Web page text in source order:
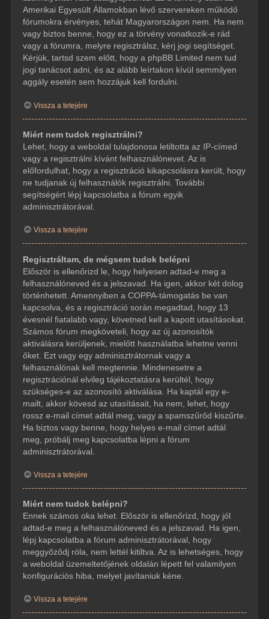
Amerikai Egyesült Államokban lévő szervereken működő
fórumokra érvényes, tehát Magyarországon nem. Ha nem
vagy biztos benne, hogy ez a törvény vonatkozik-e rád
vagy a fórumra, melyre regisztrálsz, kérj jogi segítséget.
Kérjük, tartsd szem előtt, hogy a phpBB Limited nem tud
jogi tanácsot adni, és az alább leírtakon kívül semmilyen
aggály esetén sem hozzájuk kell fordulni.
Vissza a tetejére
Miért nem tudok regisztrálni?
Lehet, hogy a weboldal tulajdonosa letiltotta az IP-címed
vagy a regisztrálni kívánt felhasználónevet. Az is
előfordulhat, hogy a regisztráció kikapcsolásra került, hogy
ne tudjanak új felhasználók regisztrálni. További
segítségért lépj kapcsolatba a fórum egyik
adminisztrátorával.
Vissza a tetejére
Regisztráltam, de mégsem tudok belépni
Először is ellenőrizd le, hogy helyesen adtad-e meg a
felhasználóneved és a jelszavad. Ha igen, akkor két dolog
történhetett. Amennyiben a COPPA-támogatás be van
kapcsolva, és a regisztráció során megadtad, hogy 13
évesnél fiatalabb vagy, követned kell a kapott utasításokat.
Számos fórum megköveteli, hogy az új azonosítók
aktiválásra kerüljenek, mielőtt használatba lehetne venni
őket. Ezt vagy egy adminisztrátornak vagy a
felhasználónak kell megtennie. Mindenesetre a
regisztrációnál elvileg tájékoztatásra kerültél, hogy
szükséges-e az azonosító aktiválása. Ha kaptál egy e-
mailt, akkor kövesd az utasításait, ha nem, lehet, hogy
rossz e-mail címet adtál meg, vagy a spamszűrőd kiszűrte.
Ha biztos vagy benne, hogy helyes e-mail címet adtál
meg, próbálj meg kapcsolatba lépni a fórum
adminisztrátorával.
Vissza a tetejére
Miért nem tudok belépni?
Ennek számos oka lehet. Először is ellenőrizd, hogy jól
adtad-e meg a felhasználóneved és a jelszavad. Ha igen,
lépj kapcsolatba a fórum adminisztrátorával, hogy
meggyőződj róla, nem lettél kitiltva. Az is lehetséges, hogy
a weboldal üzemeltetőjének oldalán lépett fel valamilyen
konfigurációs hiba, melyet javítaniuk kéne.
Vissza a tetejére